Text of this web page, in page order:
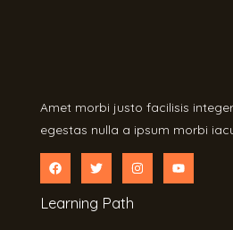
Amet morbi justo facilisis
egestas nulla a ipsum morbi
Learning Path